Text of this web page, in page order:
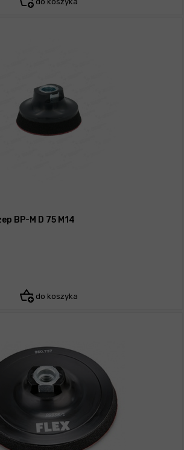
BP-M D 75 M14
do koszyka